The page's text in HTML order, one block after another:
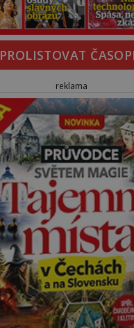
PROLISTOVAT
reklama